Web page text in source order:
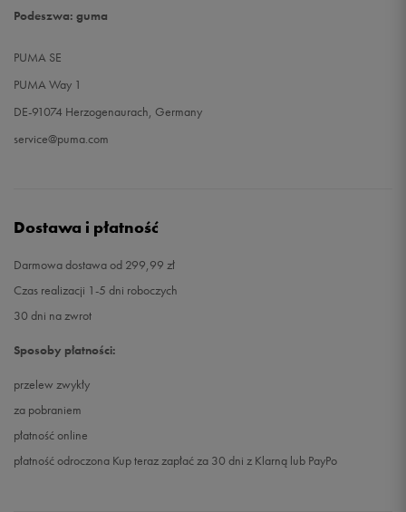
Podeszwa: guma
PUMA SE
PUMA Way 1
DE-91074 Herzogenaurach, Germany
service@puma.com
Dostawa i płatność
Darmowa dostawa od 299,99 zł
Czas realizacji 1-5 dni roboczych
30 dni na zwrot
Sposoby płatności:
przelew zwykły
za pobraniem
płatność online
płatność odroczona Kup teraz zapłać za 30 dni z Klarną lub PayPo